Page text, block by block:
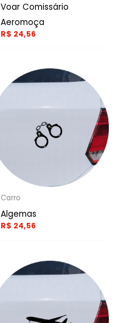
Voar Comissário
Aeromoça
R$ 24,56
Carro
Algemas
R$ 24,56